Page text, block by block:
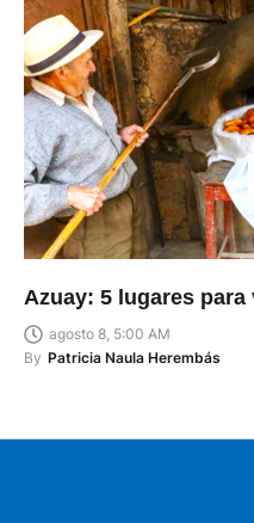
Azuay: 5 lugares
agosto 8, 5:00 AM
By Patricia Naula Herembás